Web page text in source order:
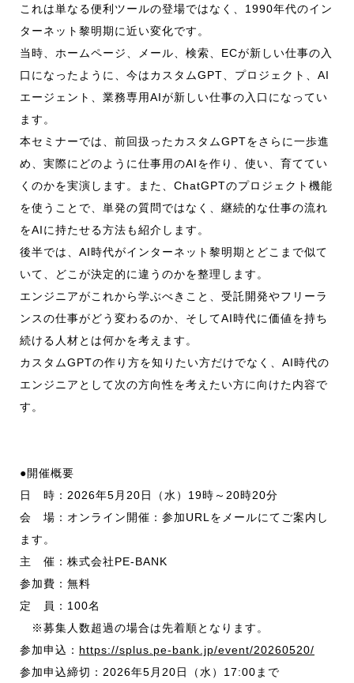
これは単なる便利ツールの登場ではなく、1990年代のイン
ターネット黎明期に近い変化です。
当時、ホームページ、メール、検索、ECが新しい仕事の入
口になったように、今はカスタムGPT、プロジェクト、AI
エージェント、業務専用AIが新しい仕事の入口になってい
ます。
本セミナーでは、前回扱ったカスタムGPTをさらに一歩進
め、実際にどのように仕事用のAIを作り、使い、育ててい
くのかを実演します。また、ChatGPTのプロジェクト機能
を使うことで、単発の質問ではなく、継続的な仕事の流れ
をAIに持たせる方法も紹介します。
後半では、AI時代がインターネット黎明期とどこまで似て
いて、どこが決定的に違うのかを整理します。
エンジニアがこれから学ぶべきこと、受託開発やフリーラ
ンスの仕事がどう変わるのか、そしてAI時代に価値を持ち
続ける人材とは何かを考えます。
カスタムGPTの作り方を知りたい方だけでなく、AI時代の
エンジニアとして次の方向性を考えたい方に向けた内容で
す。
●開催概要
日 時：2026年5月20日（水）19時～20時20分
会 場：オンライン開催：参加URLをメールにてご案内し
ます。
主 催：株式会社PE-BANK
参加費：無料
定 員：100名
※募集人数超過の場合は先着順となります。
参加申込： https://splus.pe-bank.jp/event/20260520/
参加申込締切：2026年5月20日（水）17:00まで